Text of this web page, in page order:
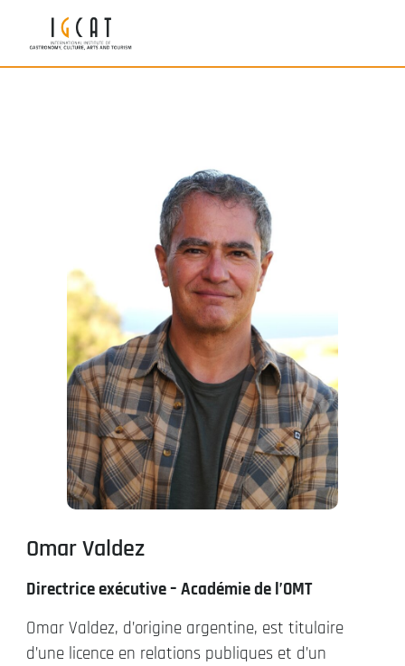
Omar Valdez
Directrice exécutive – Académie de l’OMT
Omar Valdez, d’origine argentine, est titulaire
d’une licence en relations publiques et d’un